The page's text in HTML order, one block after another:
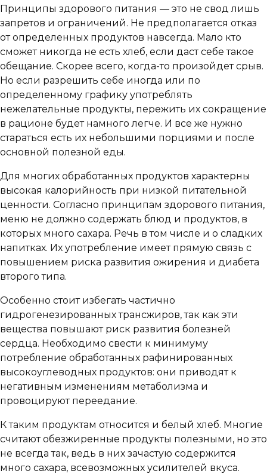
Принципы здорового питания — это не свод лишь
запретов и ограничений. Не предполагается отказ
от определенных продуктов навсегда. Мало кто
сможет никогда не есть хлеб, если даст себе такое
обещание. Скорее всего, когда-то произойдет срыв.
Но если разрешить себе иногда или по
определенному графику употреблять
нежелательные продукты, пережить их сокращение
в рационе будет намного легче. И все же нужно
стараться есть их небольшими порциями и после
основной полезной еды.
Для многих обработанных продуктов характерны
высокая калорийность при низкой питательной
ценности. Согласно принципам здорового питания,
меню не должно содержать блюд и продуктов, в
которых много сахара. Речь в том числе и о сладких
напитках. Их употребление имеет прямую связь с
повышением риска развития ожирения и диабета
второго типа.
Особенно стоит избегать частично
гидрогенезированных трансжиров, так как эти
вещества повышают риск развития болезней
сердца. Необходимо свести к минимуму
потребление обработанных рафинированных
высокоуглеводных продуктов: они приводят к
негативным изменениям метаболизма и
провоцируют переедание.
К таким продуктам относится и белый хлеб. Многие
считают обезжиренные продукты полезными, но это
не всегда так, ведь в них зачастую содержится
много сахара, всевозможных усилителей вкуса.